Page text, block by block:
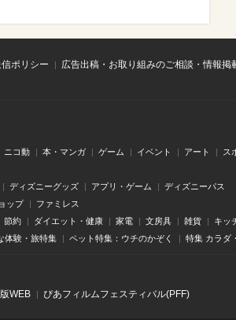
ポリシー
広告出稿・お取り組みのご相談・情報掲
ニコ動 本・マンガ ゲーム イベント アート ス
ディズニーグッズ アプリ・ゲーム ディズニーパス
ップ ファミレス
節約 ダイエット・健康 家電 文房具 雑貨 キッ
体験・旅特集 ペット特集：ウチのかぞく 特集 カラダ
WEB ぴあフィルムフェスティバル(PFF)